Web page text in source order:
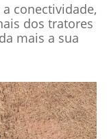
conectividade,
dos tratores
mais a sua